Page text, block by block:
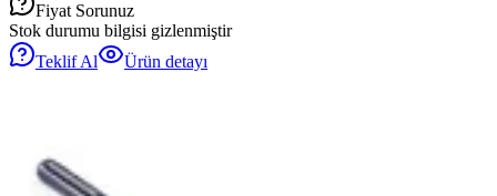
Fiyat Sorunuz
Stok durumu bilgisi gizlenmiştir
Teklif Al
Ürün detayı